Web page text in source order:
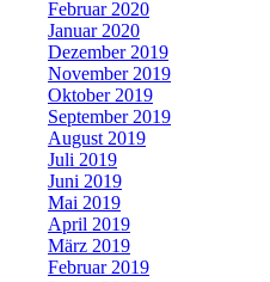
Februar 2020
Januar 2020
Dezember 2019
November 2019
Oktober 2019
September 2019
August 2019
Juli 2019
Juni 2019
Mai 2019
April 2019
März 2019
Februar 2019